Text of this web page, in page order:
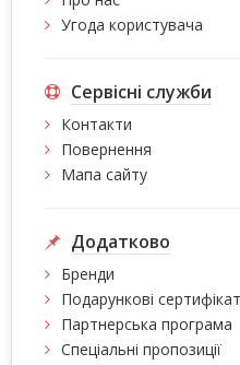
Угода користувача
Сервісні служби
Контакти
Повернення
Мапа сайту
Додатково
Бренди
Подарункові
Партнерська програма
Спеціальні пропозиції